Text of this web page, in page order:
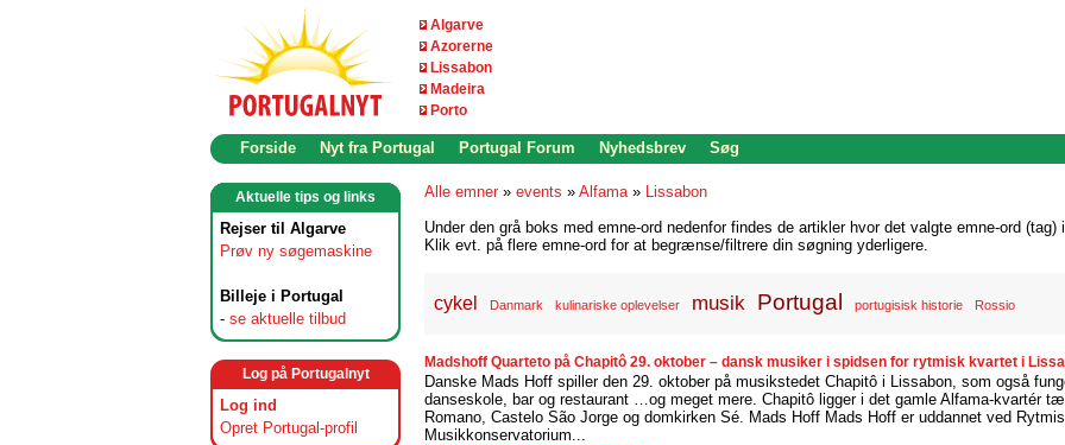
Algarve
Azorerne
Lissabon
Madeira
Porto
Forside Nyt fra Portugal Portugal Forum Nyhedsbrev Søg
Aktuelle tips og links
Rejser til Algarve
Prøv ny søgemaskine
Billeje i Portugal
- se aktuelle tilbud
Log på Portugalnyt
Log ind
Opret Portugal-profil
Alle emner » events » Alfama» Lissabon
Under den grå boks med emne-ord nedenfor findes de artikler hvor det valgte emne-ord (tag)
Klik evt. på flere emne-ord for at begrænse/filtrere din søgning yderligere.
cykel Danmark kulinariske oplevelser musik Portugal portugisisk historie Rossio
Madshoff Quarteto på Chapitô 29. oktober – dansk musiker i spidsen for rytmisk kvartet i
Danske Mads Hoff spiller den 29. oktober på musikstedet Chapitô i Lissabon, som også
danseskole, bar og restaurant …og meget mere. Chapitô ligger i det gamle Alfama-kvartér
Romano, Castelo São Jorge og domkirken Sé. Mads Hoff Mads Hoff er uddannet ved
Musikkonservatorium...